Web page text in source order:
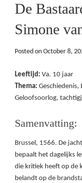
De
Simone
Posted on October 8,
Leeftijd: Va. 10 jaar
Thema: Geschiedenis,
Geloofsoorlog,
Samenvatting:
Brussel, 1566. De
bepaalt het dagelijks
die kritiek heeft op de
belandt op de